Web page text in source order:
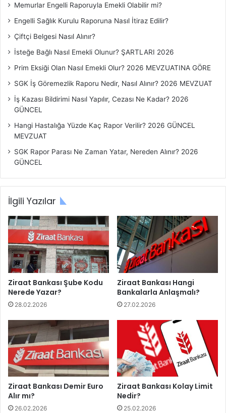
ı
k
r
Memurlar Engelli Raporuyla Emekli Olabilir mi?
Engelli Sağlık Kurulu Raporuna Nasıl İtiraz Edilir?
Çiftçi Belgesi Nasıl Alınır?
İsteğe Bağlı Nasıl Emekli Olunur? ŞARTLARI 2026
Prim Eksiği Olan Nasıl Emekli Olur? 2026 MEVZUATINA GÖRE
SGK İş Göremezlik Raporu Nedir, Nasıl Alınır? 2026 MEVZUAT
İş Kazası Bildirimi Nasıl Yapılır, Cezası Ne Kadar? 2026
GÜNCEL
Hangi Hastalığa Yüzde Kaç Rapor Verilir? 2026 GÜNCEL
MEVZUAT
SGK Rapor Parası Ne Zaman Yatar, Nereden Alınır? 2026
GÜNCEL
İlgili Yazılar
Ziraat Bankası Şube Kodu
Nerede Yazar?
28.02.2026
Ziraat Bankası Hangi
Bankalarla Anlaşmalı?
27.02.2026
Ziraat Bankası Demir Euro
Alır mı?
26.02.2026
Ziraat Bankası Kolay Limit
Nedir?
25.02.2026